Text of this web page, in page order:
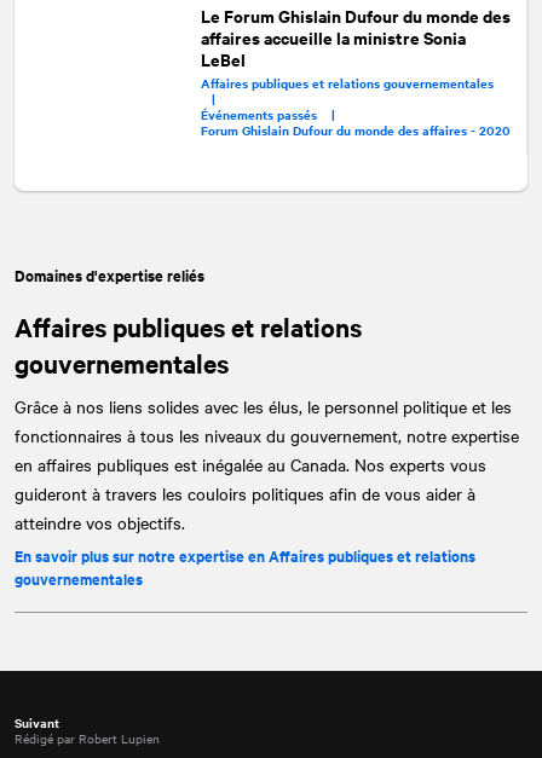
Le Forum Ghislain Dufour du monde des
affaires accueille la ministre Sonia
LeBel
Affaires publiques et relations gouvernementales
|
Événements passés |
Forum Ghislain Dufour du monde des affaires - 2020
Domaines d'expertise reliés
Affaires publiques et relations
gouvernementales
Grâce à nos liens solides avec les élus, le personnel politique et les
fonctionnaires à tous les niveaux du gouvernement, notre expertise
en affaires publiques est inégalée au Canada. Nos experts vous
guideront à travers les couloirs politiques afin de vous aider à
atteindre vos objectifs.
En savoir plus sur notre expertise en Affaires publiques et relations
gouvernementales
Suivant
Rédigé par Robert Lupien